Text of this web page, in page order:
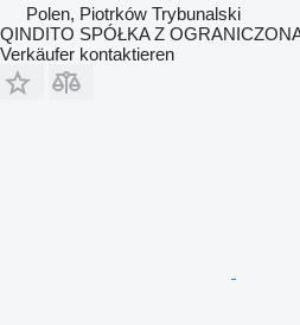
Polen, Piotrków Trybunalski
QINDITO SPÓŁKA Z
Verkäufer kontaktieren